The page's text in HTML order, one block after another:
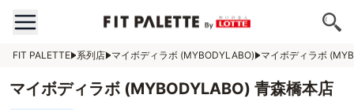
FIT PALETTE 系列店 マイボディラボ (MYBODYLABO) マイボディラボ
マイボディラボ (MYBODYLABO) 青森橋本店